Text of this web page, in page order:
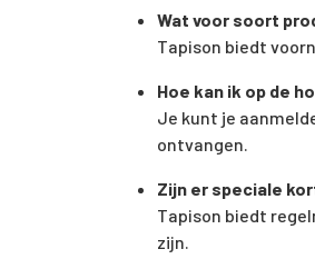
Wat voor soort
Tapison biedt
Hoe kan ik op de
Je kunt je
ontvangen.
Zijn er speciale
Tapison biedt
zijn.